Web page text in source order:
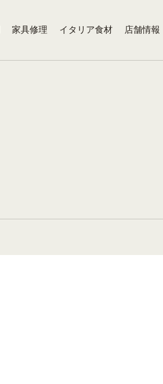
家具修理 イタリア食材 店舗情報